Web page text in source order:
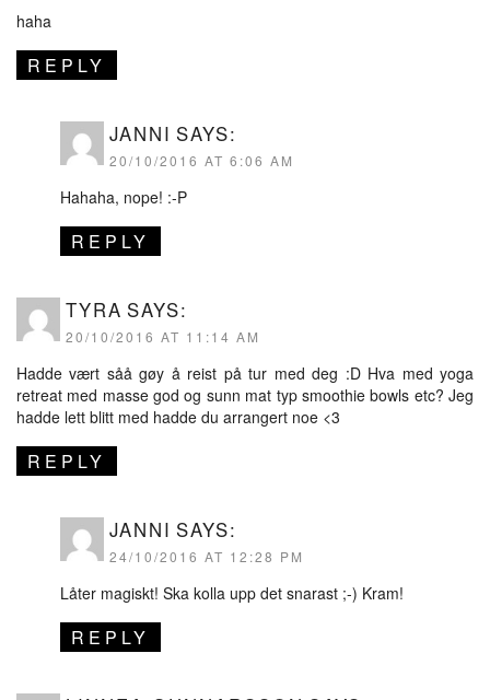
haha
REPLY
JANNI SAYS:
20/10/2016 AT 6:06 AM
Hahaha, nope! :-P
REPLY
TYRA SAYS:
20/10/2016 AT 11:14 AM
Hadde vært såå gøy å reist på tur med deg :D Hva med yoga
retreat med masse god og sunn mat typ smoothie bowls etc? Jeg
hadde lett blitt med hadde du arrangert noe <3
REPLY
JANNI SAYS:
24/10/2016 AT 12:28 PM
Låter magiskt! Ska kolla upp det snarast ;-) Kram!
REPLY